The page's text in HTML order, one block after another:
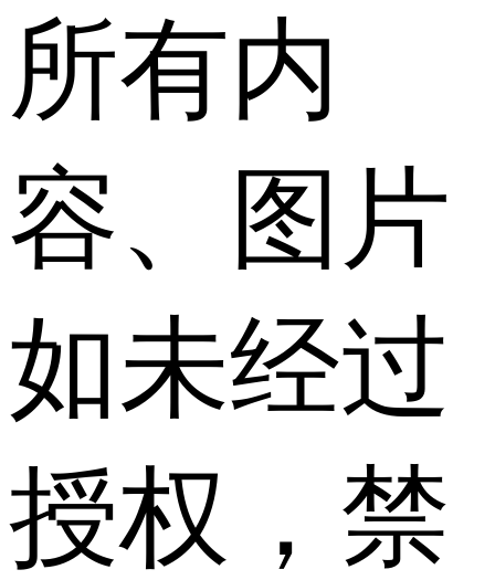
所有内
容、图片
如未经过
授权，禁